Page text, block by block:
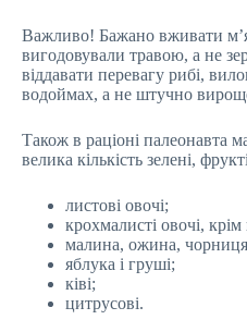
Важливо! Бажано вживати
вигодовували травою, а не
віддавати перевагу рибі,
водоймах, а не штучно
Також в раціоні палеонавта
велика кількість зелені,
листові овочі;
крохмалисті овочі, крім
малина, ожина,
яблука і груші;
ківі;
цитрусові.